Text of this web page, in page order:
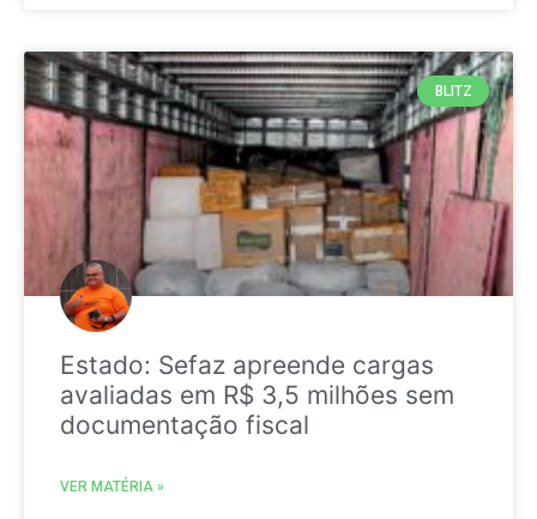
BLITZ
Estado: Sefaz apreende cargas
avaliadas em R$ 3,5 milhões sem
documentação fiscal
VER MATÉRIA »